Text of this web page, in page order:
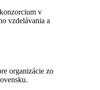
v
vzdelávania a
organizácie zo